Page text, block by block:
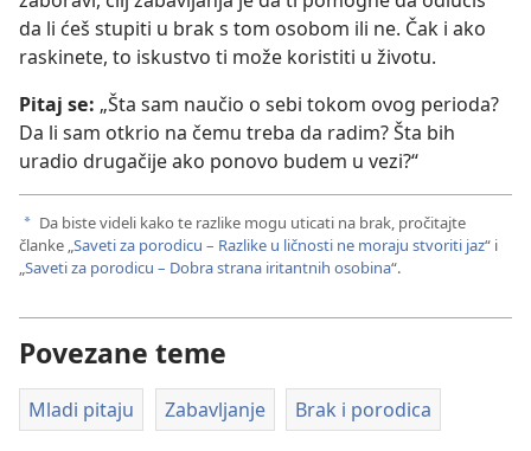
da li ćeš stupiti u brak s tom osobom ili ne. Čak i ako
raskinete, to iskustvo ti može koristiti u životu.
Pitaj se: „Šta sam naučio o sebi tokom ovog perioda?
Da li sam otkrio na čemu treba da radim? Šta bih
uradio drugačije ako ponovo budem u vezi?“
a Da biste videli kako te razlike mogu uticati na brak, pročitajte
članke „ Saveti za porodicu – Razlike u ličnosti ne moraju stvoriti jaz“ i
Saveti za porodicu – Dobra strana iritantnih osobina“.
Povezane teme
Mladi pitaju Zabavljanje Brak i porodica